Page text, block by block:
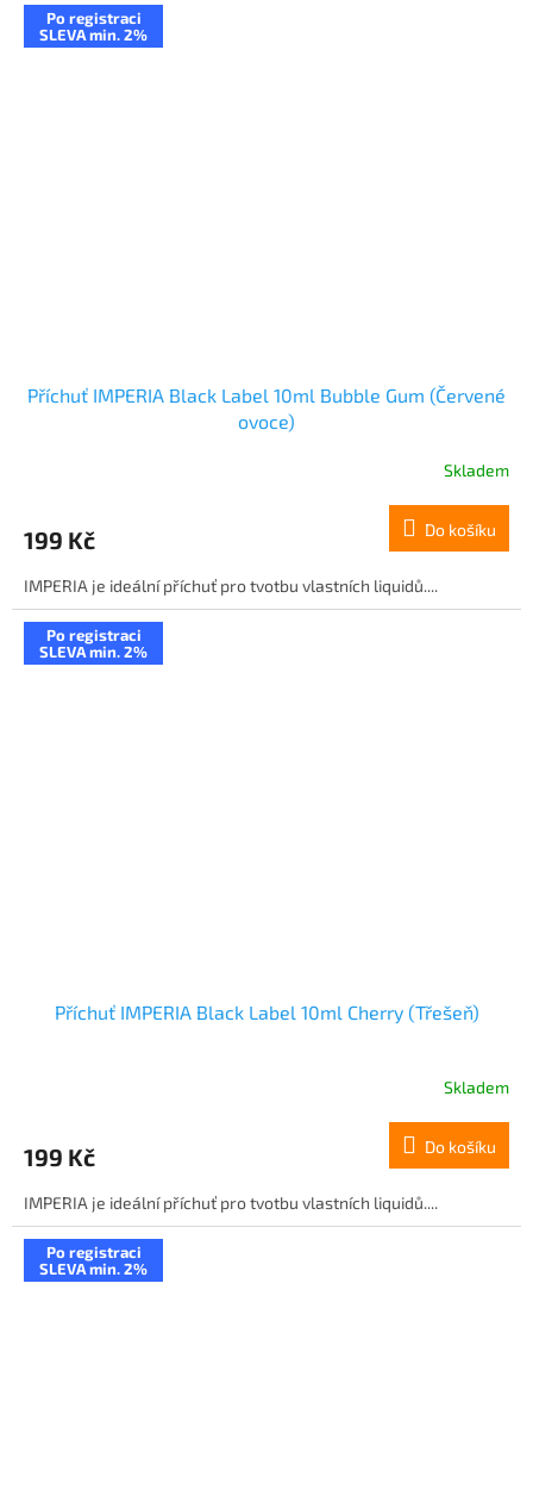
Po registraci
SLEVA min. 2%
Příchuť IMPERIA Black Label 10ml Bubble Gum (Červené
ovoce)
Skladem
199 Kč Do košíku
IMPERIA je ideální příchuť pro tvotbu vlastních liquidů....
Po registraci
SLEVA min. 2%
Příchuť IMPERIA Black Label 10ml Cherry (Třešeň)
Skladem
199 Kč Do košíku
IMPERIA je ideální příchuť pro tvotbu vlastních liquidů....
Po registraci
SLEVA min. 2%